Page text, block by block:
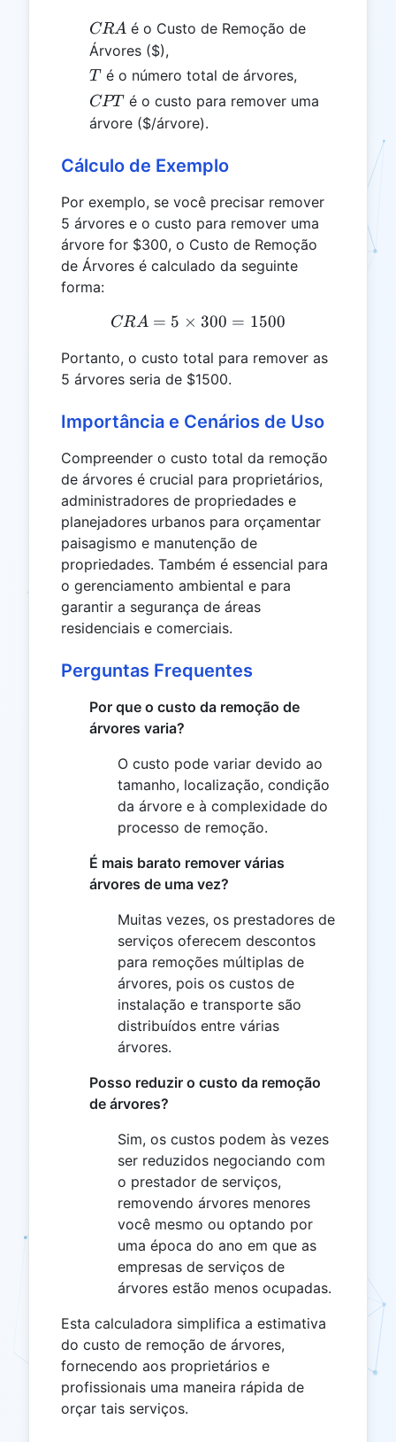
CRA
CRA é o Custo de Remoção de
Árvores ($),
T
T é o número total de árvores,
CPT
CPT é o custo para remover uma
árvore ($/árvore).
Cálculo de Exemplo
Por exemplo, se você precisar remover
5 árvores e o custo para remover uma
árvore for $300, o Custo de Remoção
de Árvores é calculado da seguinte
forma:
CRA = 5 \times 300 =
CRA = 5 × 300 = 1500
Portanto, o custo total para remover as
5 árvores seria de $1500.
Importância e Cenários de Uso
Compreender o custo total da remoção
de árvores é crucial para proprietários,
administradores de propriedades e
planejadores urbanos para orçamentar
paisagismo e manutenção de
propriedades. Também é essencial para
o gerenciamento ambiental e para
garantir a segurança de áreas
residenciais e comerciais.
Perguntas Frequentes
Por que o custo da remoção de
árvores varia?
O custo pode variar devido ao
tamanho, localização, condição
da árvore e à complexidade do
processo de remoção.
É mais barato remover várias
árvores de uma vez?
Muitas vezes, os prestadores de
serviços oferecem descontos
para remoções múltiplas de
árvores, pois os custos de
instalação e transporte são
distribuídos entre várias
árvores.
Posso reduzir o custo da remoção
de árvores?
Sim, os custos podem às vezes
ser reduzidos negociando com
o prestador de serviços,
removendo árvores menores
você mesmo ou optando por
uma época do ano em que as
empresas de serviços de
árvores estão menos ocupadas.
Esta calculadora simplifica a estimativa
do custo de remoção de árvores,
fornecendo aos proprietários e
profissionais uma maneira rápida de
orçar tais serviços.